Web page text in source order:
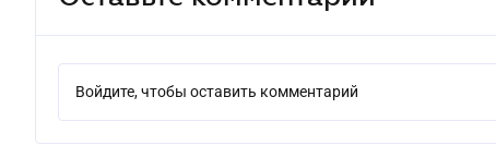
Войдите, чтобы оставить комментарий